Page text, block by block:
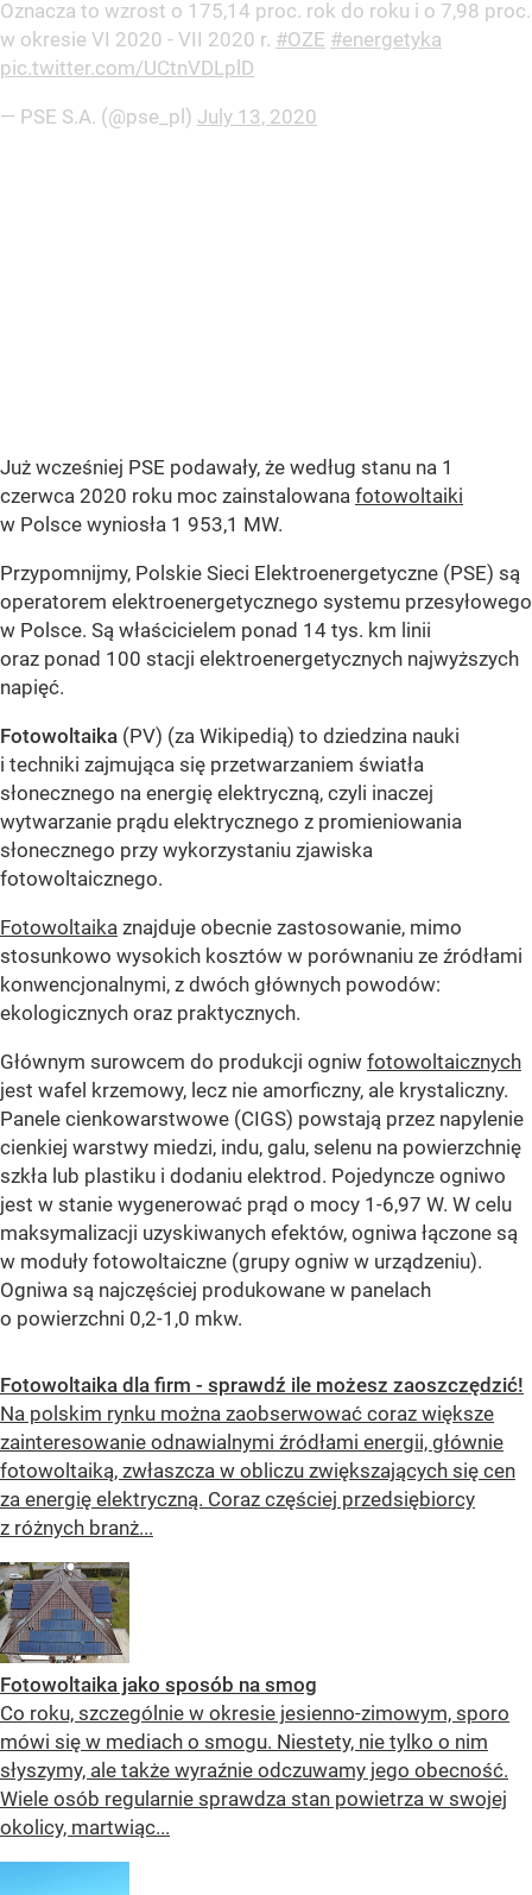
Oznacza to wzrost o 175,14 proc. rok do roku i o 7,98 proc.
w okresie VI 2020 - VII 2020 r. #OZE #energetyka
pic.twitter.com/UCtnVDLplD
— PSE S.A. (@pse_pl) July 13, 2020
Już wcześniej PSE podawały, że według stanu na 1
czerwca 2020 roku moc zainstalowana fotowoltaiki
w Polsce wyniosła 1 953,1 MW.
Przypomnijmy, Polskie Sieci Elektroenergetyczne (PSE) są
operatorem elektroenergetycznego systemu przesyłowego
w Polsce. Są właścicielem ponad 14 tys. km linii
oraz ponad 100 stacji elektroenergetycznych najwyższych
napięć.
Fotowoltaika (PV) (za Wikipedią) to dziedzina nauki
i techniki zajmująca się przetwarzaniem światła
słonecznego na energię elektryczną, czyli inaczej
wytwarzanie prądu elektrycznego z promieniowania
słonecznego przy wykorzystaniu zjawiska
fotowoltaicznego.
Fotowoltaika znajduje obecnie zastosowanie, mimo
stosunkowo wysokich kosztów w porównaniu ze źródłami
konwencjonalnymi, z dwóch głównych powodów:
ekologicznych oraz praktycznych.
Głównym surowcem do produkcji ogniw fotowoltaicznych
jest wafel krzemowy, lecz nie amorficzny, ale krystaliczny.
Panele cienkowarstwowe (CIGS) powstają przez napylenie
cienkiej warstwy miedzi, indu, galu, selenu na powierzchnię
szkła lub plastiku i dodaniu elektrod. Pojedyncze ogniwo
jest w stanie wygenerować prąd o mocy 1-6,97 W. W celu
maksymalizacji uzyskiwanych efektów, ogniwa łączone są
w moduły fotowoltaiczne (grupy ogniw w urządzeniu).
Ogniwa są najczęściej produkowane w panelach
o powierzchni 0,2-1,0 mkw.
Fotowoltaika dla firm - sprawdź ile możesz zaoszczędzić!
Na polskim rynku można zaobserwować coraz większe
zainteresowanie odnawialnymi źródłami energii, głównie
fotowoltaiką, zwłaszcza w obliczu zwiększających się cen
za energię elektryczną. Coraz częściej przedsiębiorcy
z różnych branż...
Fotowoltaika jako sposób na smog
Co roku, szczególnie w okresie jesienno-zimowym, sporo
mówi się w mediach o smogu. Niestety, nie tylko o nim
słyszymy, ale także wyraźnie odczuwamy jego obecność.
Wiele osób regularnie sprawdza stan powietrza w swojej
okolicy, martwiąc...